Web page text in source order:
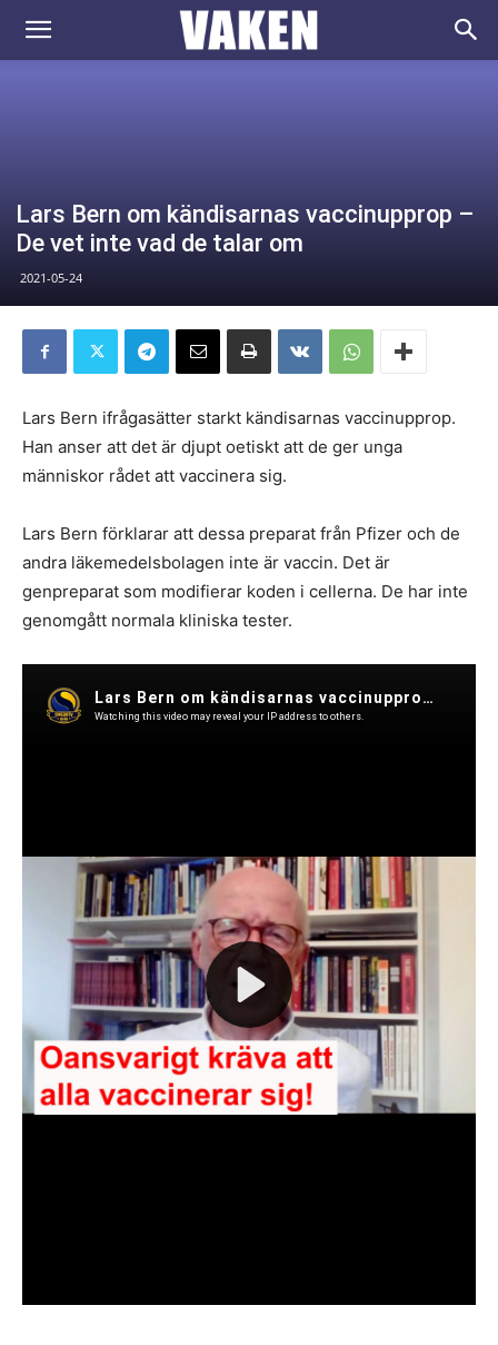
VAKEN.se
Lars Bern om kändisarnas vaccinupprop –
De vet inte vad de talar om
2021-05-24
Lars Bern ifrågasätter starkt kändisarnas vaccinupprop.
Han anser att det är djupt oetiskt att de ger unga
människor rådet att vaccinera sig.
Lars Bern förklarar att dessa preparat från Pfizer och de
andra läkemedelsbolagen inte är vaccin. Det är
genpreparat som modifierar koden i cellerna. De har inte
genomgått normala kliniska tester.